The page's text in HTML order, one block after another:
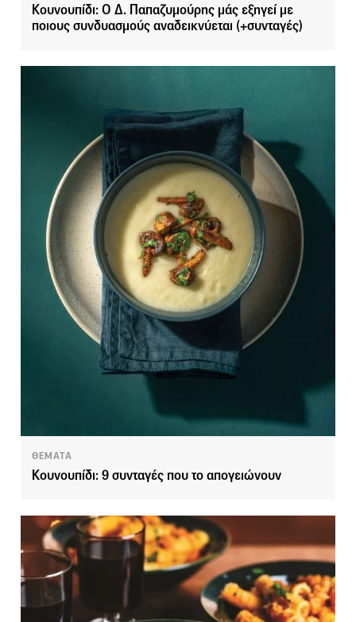
Κουνουπίδι: Ο Δ. Παπαζυμούρης μάς εξηγεί με
ποιους συνδυασμούς αναδεικνύεται (+συνταγές)
ΘΕΜΑΤΑ
Κουνουπίδι: 9 συνταγές που το απογειώνουν